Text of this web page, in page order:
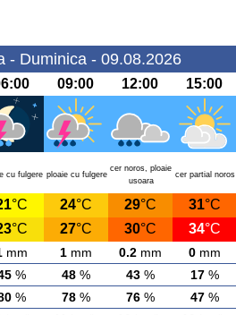
- Duminica - 09.08.2026
09:00 12:00 15:00
cu fulgere ploaie cu fulgere
cer noros, ploaie
usoara
cer partial noros
°C 24°C 29°C 31°C
°C 27°C 30°C 34°C
mm 1mm 0.2mm 0mm
% 48% 43% 17%
% 78% 76% 47%